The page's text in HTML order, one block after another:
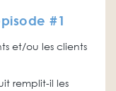
#1
et/ou les clients
remplit-il les